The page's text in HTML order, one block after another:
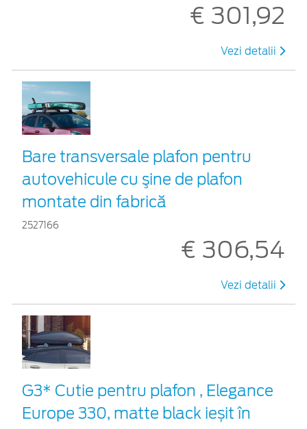
€ 301,92
Vezi detalii
Bare transversale plafon pentru
autovehicule cu şine de plafon
montate din fabrică
2527166
€ 306,54
Vezi detalii
G3* Cutie pentru plafon , Elegance
Europe 330, matte black ieșit în